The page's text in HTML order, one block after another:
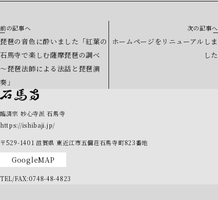
前の記事へ
琵琶の音色に酔いました「紅葉の
石馬寺で楽しむ薩摩琵琶の調べ
～琵琶法師による法話と琵琶演
奏」
次の記事へ
ホームページをリニューアルしま
した
臨済宗 妙心寺派 石馬寺
https://ishibaji.jp/
〒529-1401 滋賀県 東近江市五個荘石馬寺町823番地
GoogleMAP
TEL/FAX:0748-48-4823